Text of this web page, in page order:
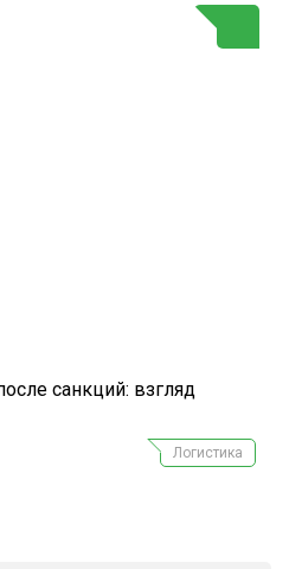
санкций: взгляд
Логистика